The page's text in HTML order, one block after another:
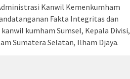
Kanwil Kemenkumham
Fakta Integritas dan
kumham Sumsel, Kepala Divisi,
Sumatera Selatan, Ilham Djaya.